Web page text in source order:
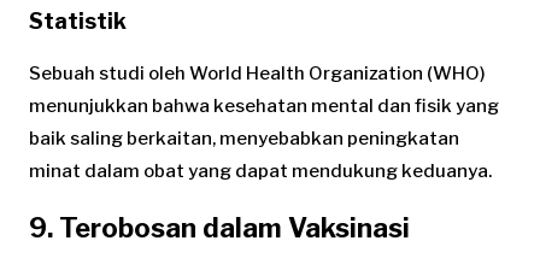
Statistik
Sebuah studi oleh World Health Organization (WHO)
menunjukkan bahwa kesehatan mental dan fisik yang
baik saling berkaitan, menyebabkan peningkatan
minat dalam obat yang dapat mendukung keduanya.
9. Terobosan dalam Vaksinasi